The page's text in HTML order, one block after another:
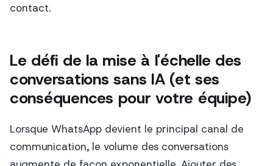
contact.
Le défi de la mise à l'échelle des
conversations sans IA (et ses
conséquences pour votre équipe)
Lorsque WhatsApp devient le principal canal de
communication, le volume des conversations